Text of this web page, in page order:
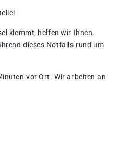
klemmt, helfen wir Ihnen.
dieses Notfalls rund um
vor Ort. Wir arbeiten an